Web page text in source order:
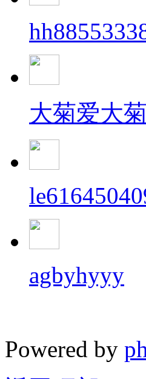
大菊爱大菊
agbyhyyy
Powered by